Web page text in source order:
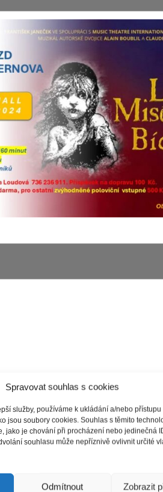
Spravovat souhlas s cookies
služby, používáme k ukládání a/nebo přístupu
jsou soubory cookies. Souhlas s těmito
jako je chování při procházení nebo jedinečná
souhlasu může nepříznivě ovlivnit určité
Odmítnout Zobrazit